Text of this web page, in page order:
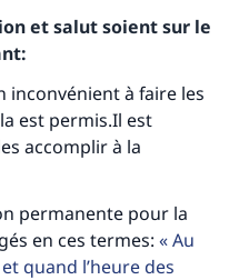
et salut soient sur le
inconvénient à faire les
est permis.Il est
accomplir à la
permanente pour la
en ces termes:
Au
quand l’heure des